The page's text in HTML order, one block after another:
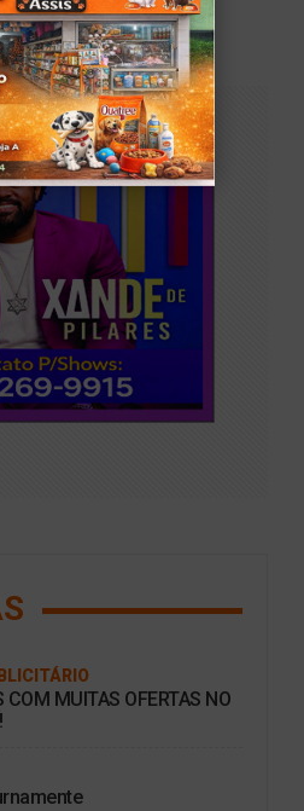
COM MUITAS OFERTAS NO